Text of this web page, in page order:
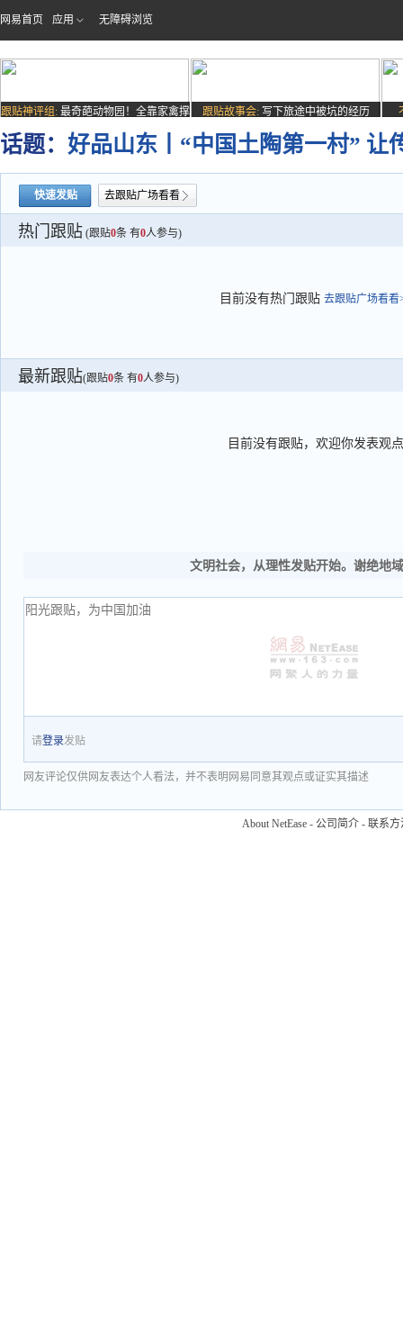
网易首页 应用 无障碍浏览
跟贴神评组: 最奇葩动物园！全靠家禽撑
场子
跟贴故事会: 写下旅途中被坑的经历
话题： 好品山东丨“中国土陶第一村” 让
快速发贴 去跟贴广场看看
热门跟贴 (跟贴0条 有0人参与)
目前没有热门跟贴 去跟贴广场看看
最新跟贴(跟贴0条 有0人参与)
目前没有跟贴，欢迎你发表观点
文明社会，从理性发贴开始。谢绝地
请登录发贴
网友评论仅供网友表达个人看法，并不表明网易同意其观点或证实其描述
About NetEase - 公司简介 - 联系方